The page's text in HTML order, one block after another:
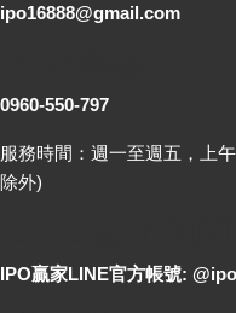
ipo16888@gmail.com
0960-550-797
服務時間：週一至週五，上
除外)
IPO贏家LINE官方帳號: